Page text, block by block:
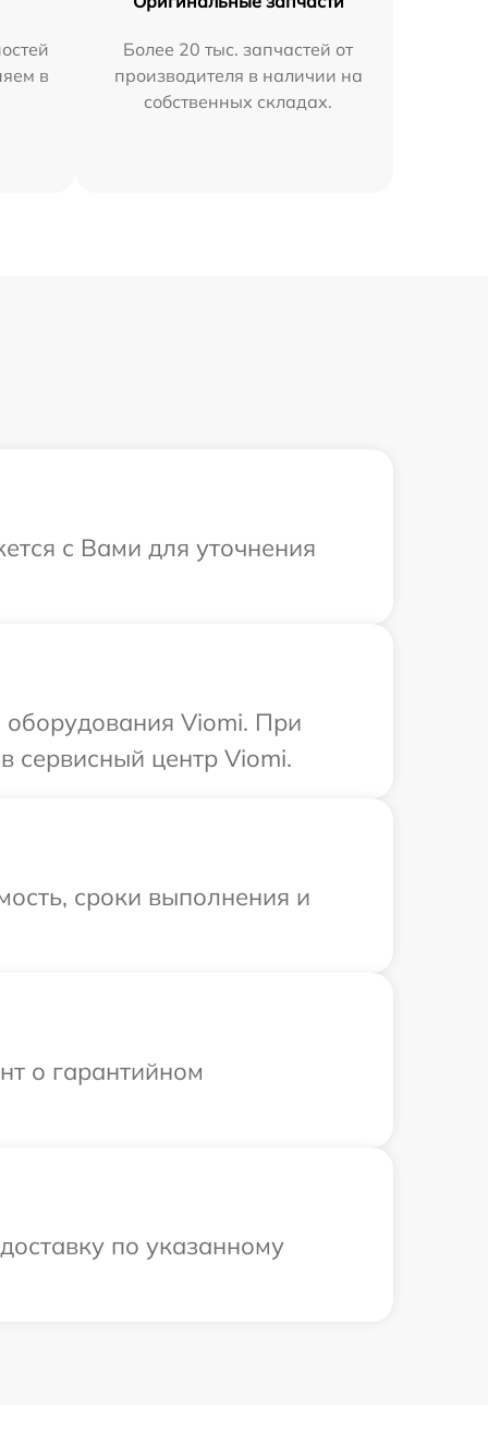
в
Более 20 тыс. запчастей от
производителя в наличии на
собственных складах.
с Вами для уточнения
Viomi. При
сервисный центр Viomi.
сроки выполнения и
о гарантийном
по указанному